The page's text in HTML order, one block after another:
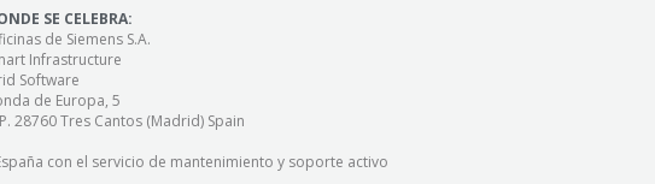
SE CELEBRA:
de Siemens S.A.
Infrastructure
Software
de Europa, 5
28760 Tres Cantos (Madrid) Spain
con el servicio de mantenimiento y soporte activo